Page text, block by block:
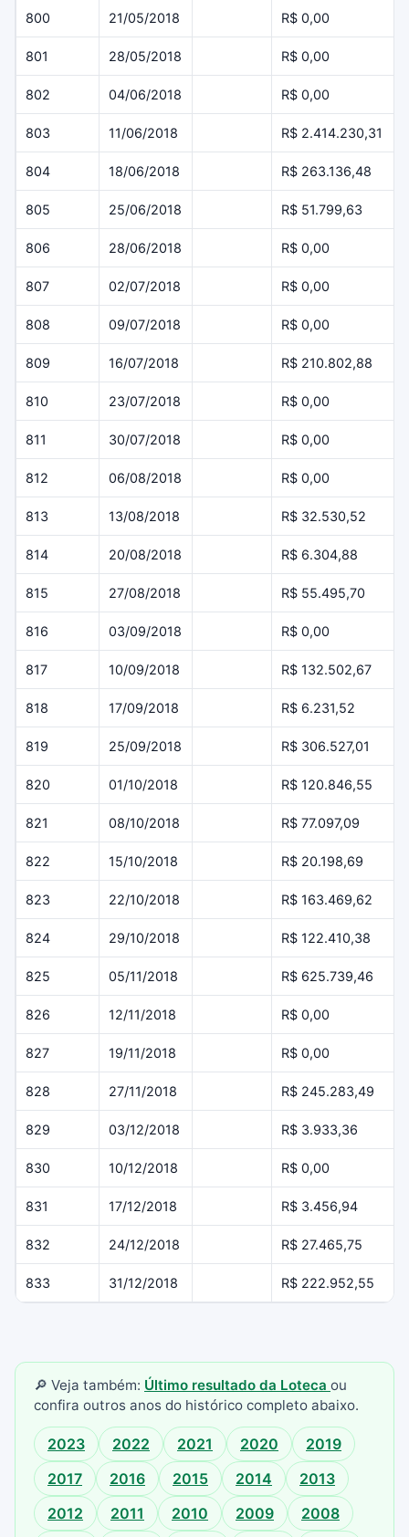
800 21/05/2018 R$ 0,00
801 28/05/2018 R$ 0,00
802 04/06/2018 R$ 0,00
803 11/06/2018 R$ 2.414.230,31
804 18/06/2018 R$ 263.136,48
805 25/06/2018 R$ 51.799,63
806 28/06/2018 R$ 0,00
807 02/07/2018 R$ 0,00
808 09/07/2018 R$ 0,00
809 16/07/2018 R$ 210.802,88
810 23/07/2018 R$ 0,00
811 30/07/2018 R$ 0,00
812 06/08/2018 R$ 0,00
813 13/08/2018 R$ 32.530,52
814 20/08/2018 R$ 6.304,88
815 27/08/2018 R$ 55.495,70
816 03/09/2018 R$ 0,00
817 10/09/2018 R$ 132.502,67
818 17/09/2018 R$ 6.231,52
819 25/09/2018 R$ 306.527,01
820 01/10/2018 R$ 120.846,55
821 08/10/2018 R$ 77.097,09
822 15/10/2018 R$ 20.198,69
823 22/10/2018 R$ 163.469,62
824 29/10/2018 R$ 122.410,38
825 05/11/2018 R$ 625.739,46
826 12/11/2018 R$ 0,00
827 19/11/2018 R$ 0,00
828 27/11/2018 R$ 245.283,49
829 03/12/2018 R$ 3.933,36
830 10/12/2018 R$ 0,00
831 17/12/2018 R$ 3.456,94
832 24/12/2018 R$ 27.465,75
833 31/12/2018 R$ 222.952,55
🔎 Veja também: Último resultado da Loteca ou
confira outros anos do histórico completo abaixo.
2023 2022 2021 2020
2019
2017
2016 2015 2014
2013
2012
2011 2010 2009 2008